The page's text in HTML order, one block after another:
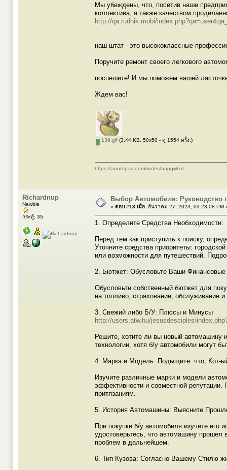
Мы убеждены, что, посетив наше
коллектива, а также качеством
http://qa.rudnik.mobi/
наш штат - это высококлассные
Поручите ремонт своего легкового
поспешите! И мы поможем вашей
Ждем вас!
139.gif (3.44 KB, 50x50 - ดู 1554 ครั้ง.)
https://anotepad.com/notes/aapgwtxd
Richardnup
Newbie
กระทู้: 35
Выбор Автомобиля: Руководство
« ตอบ #13 เมื่อ: ธันวาคม 27, 2023, 03:23:08 PM
1. Определите Средства
Перед тем как приступить к поиску,
Уточните средства приоритеты:
или возможности для путешествий.
2. Бютжет: Обусловьте Ваши Финансовые
Обусловьте собственный бютжет для
на топливо, страхование, обслуживание
3. Свежий либо Б/У: Плюсы и Минусы
http://users.atw.hu/jesusdesciples/
Решите, хотите ли вы новый автомашину
технологии, хотя б/у автомобили могут
4. Марка и Модель: Подыщите что, Кот-
Изучите различные марки и модели
эффективности и совместной
притязаниям.
5. История Автомашины: Выясните
При покупке б/у автомобиля изучите его
удостоверьтесь, что автомашину
проблем в дальнейшем.
6. Тип Кузова: Согласно Вашему Стилю